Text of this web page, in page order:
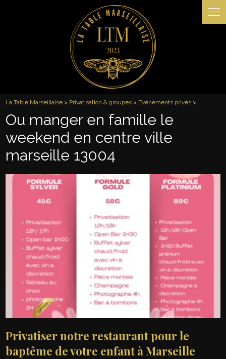
La Table Marseillaise > Privatisation & groupes > Evénements privés >
Ou manger en famille le
weekend en centre ville
marseille 13004
Privatiser notre restaurant pour le
baptême de votre enfant à Marseille
Panneau de gestion des cookies